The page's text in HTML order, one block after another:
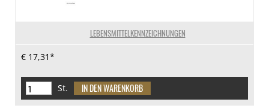
LEBENSMITTELKENNZEICHNUNGEN
€ 17,31*
St.